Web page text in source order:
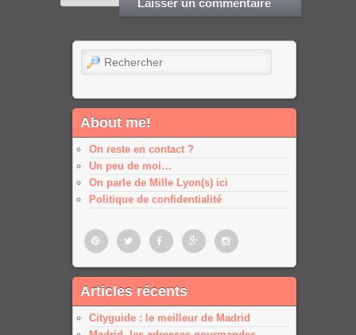
Rechercher
About me!
On reste en contact ?
Un peu de moi…
On parle de Mille Lyon(s) ici
Politique de confidentialité
PinterestTwitter FacebookGoogle
plus
Google
Articles récents
Cityguide : le meilleur de Madrid